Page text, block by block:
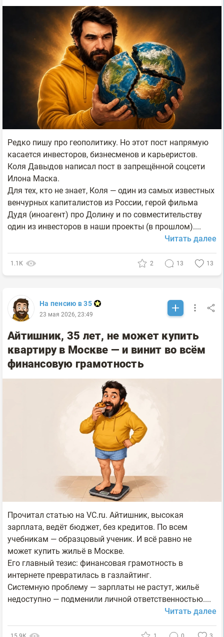
Редко пишу про геополитику. Но этот пост напрямую
касается инвесторов, бизнесменов и карьеристов.
Коля Давыдов написал пост в запрещённой соцсети
Илона Маска.
Для тех, кто не знает, Коля — один из самых известных
венчурных капиталистов из России, герой фильма
Дудя (иноагент) про Долину и по совместительству
один из инвесторов в наши проекты (в прошлом)....
Читать далее
1.1К 2 13 13
На пенсию в 35
23 мая 2026, 23:49
Айтишник, 35 лет, не может купить
квартиру в Москве — и винит во всём
финансовую грамотность
Прочитал статью на VC.ru. Айтишник, высокая
зарплата, ведёт бюджет, без кредитов. По всем
учебникам — образцовый ученик. И всё равно не
может купить жильё в Москве.
Его главный тезис: финансовая грамотность в
интернете превратилась в газлайтинг.
Системную проблему — зарплаты не растут, жильё
недоступно — подменили личной ответственностью....
Читать далее